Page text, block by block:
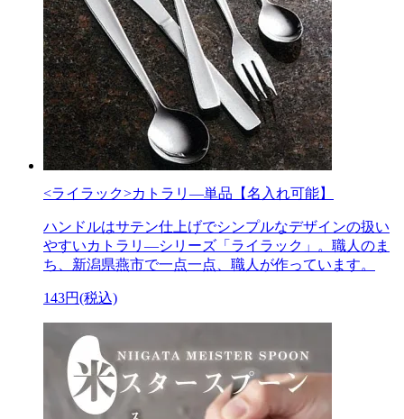
<ライラック>カトラリ―単品【名入れ可能】
ハンドルはサテン仕上げでシンプルなデザインの扱い
やすいカトラリ―シリーズ「ライラック」。職人のま
ち、新潟県燕市で一点一点、職人が作っています。
143円(税込)